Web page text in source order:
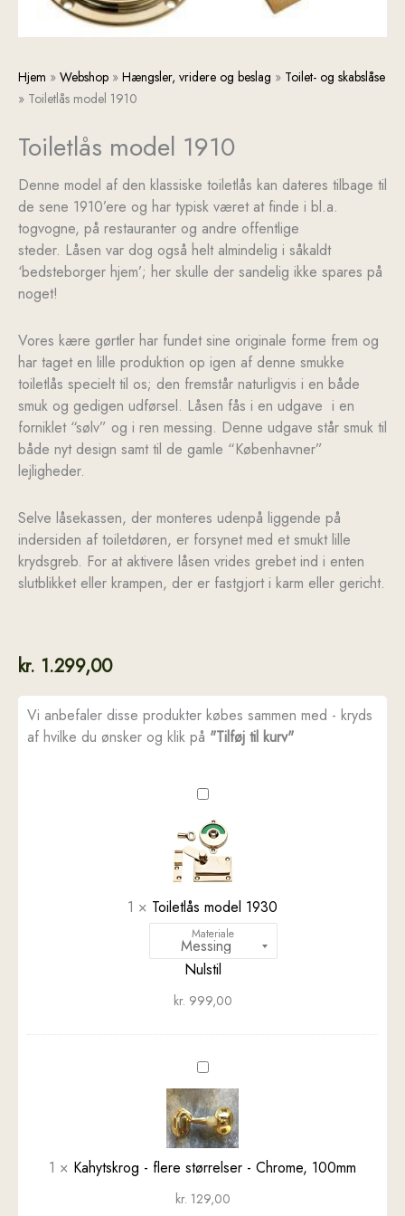
Hjem » Webshop » Hængsler, vridere og beslag » Toilet- og skabslåse
» Toiletlås model 1910
Toiletlås model 1910
Denne model af den klassiske toiletlås kan dateres tilbage til
de sene 1910’ere og har typisk været at finde i bl.a.
togvogne, på restauranter og andre offentlige
steder. Låsen var dog også helt almindelig i såkaldt
‘bedsteborger hjem’; her skulle der sandelig ikke spares på
noget!
Vores kære gørtler har fundet sine originale forme frem og
har taget en lille produktion op igen af denne smukke
toiletlås specielt til os; den fremstår naturligvis i en både
smuk og gedigen udførsel. Låsen fås i en udgave i en
forniklet “sølv” og i ren messing. Denne udgave står smuk til
både nyt design samt til de gamle “Københavner”
lejligheder.
Selve låsekassen, der monteres udenpå liggende på
indersiden af toiletdøren, er forsynet med et smukt lille
krydsgreb. For at aktivere låsen vrides grebet ind i enten
slutblikket eller krampen, der er fastgjort i karm eller gericht.
kr. 1.299,00
Vi anbefaler disse produkter købes sammen med - kryds
af hvilke du ønsker og klik på "Tilføj til kurv"
Toiletlås
model
1930
1 × Toiletlås model 1930
Materiale
Nulstil
kr. 999,00
Kahytskrog
-
flere
størrelser
-
Chrome,
100mm
1 × Kahytskrog - flere størrelser - Chrome, 100mm
kr. 129,00
Toiletlås
model
antal